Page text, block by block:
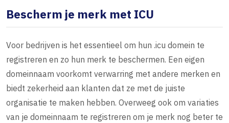
Bescherm je merk met ICU
Voor bedrijven is het essentieel om hun .icu domein te
registreren en zo hun merk te beschermen. Een eigen
domeinnaam voorkomt verwarring met andere merken en
biedt zekerheid aan klanten dat ze met de juiste
organisatie te maken hebben. Overweeg ook om variaties
van je domeinnaam te registreren om je merk nog beter te